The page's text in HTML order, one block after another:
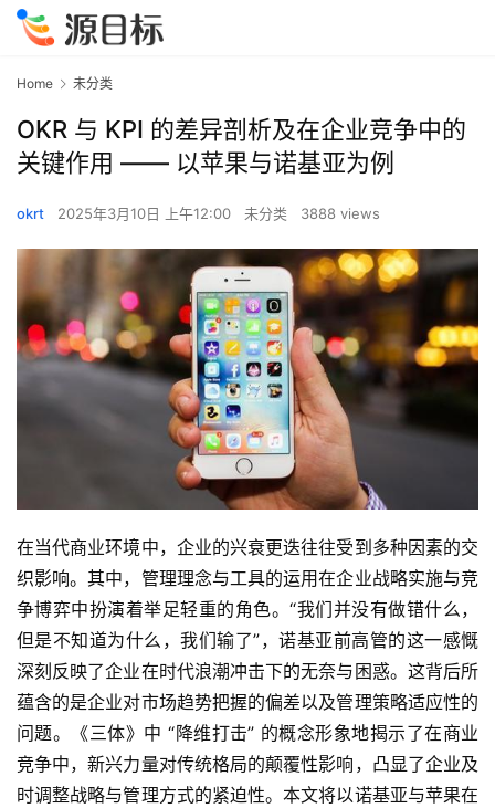
Home 未分类
OKR 与 KPI 的差异剖析及在企业竞争中的
关键作用 —— 以苹果与诺基亚为例
okrt 2025年3月10日 上午12:00 未分类 3888 views
在当代商业环境中，企业的兴衰更迭往往受到多种因素的交
织影响。其中，管理理念与工具的运用在企业战略实施与竞
争博弈中扮演着举足轻重的角色。“我们并没有做错什么，
但是不知道为什么，我们输了”，诺基亚前高管的这一感慨
深刻反映了企业在时代浪潮冲击下的无奈与困惑。这背后所
蕴含的是企业对市场趋势把握的偏差以及管理策略适应性的
问题。《三体》中 “降维打击” 的概念形象地揭示了在商业
竞争中，新兴力量对传统格局的颠覆性影响，凸显了企业及
时调整战略与管理方式的紧迫性。本文将以诺基亚与苹果在